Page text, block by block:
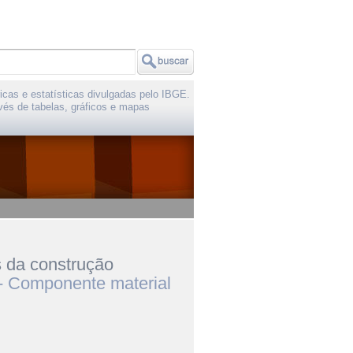
e estatísticas divulgadas pelo IBGE.
de tabelas, gráficos e mapas
da construção
Componente material